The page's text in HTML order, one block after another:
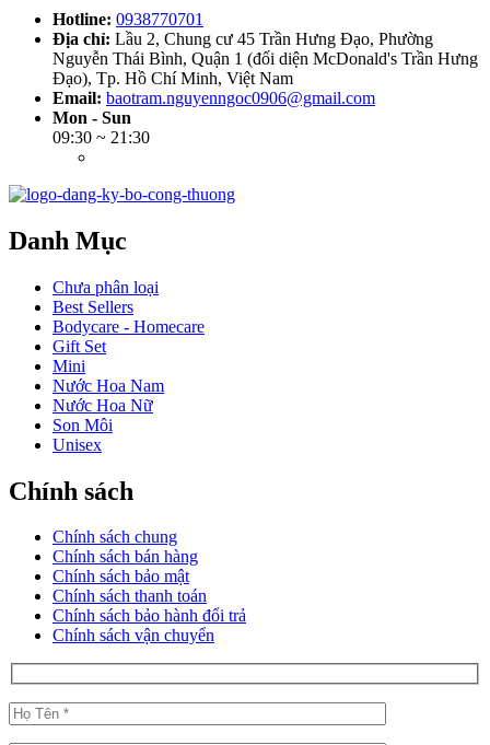
Hotline: 0938770701
Địa chỉ: Lầu 2, Chung cư 45 Trần Hưng Đạo, Phường
Nguyễn Thái Bình, Quận 1 (đối diện McDonald's Trần Hưng
Đạo), Tp. Hồ Chí Minh, Việt Nam
Email: baotram.nguyenngoc0906@gmail.com
Mon - Sun
09:30 ~ 21:30
Danh Mục
Chưa phân loại
Best Sellers
Bodycare - Homecare
Gift Set
Mini
Nước Hoa Nam
Nước Hoa Nữ
Son Môi
Unisex
Chính sách
Chính sách chung
Chính sách bán hàng
Chính sách bảo mật
Chính sách thanh toán
Chính sách bảo hành đổi trả
Chính sách vận chuyển